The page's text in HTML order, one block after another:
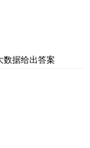
数据给出答案